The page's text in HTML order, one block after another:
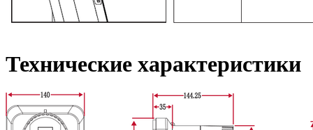
Технические характеристики